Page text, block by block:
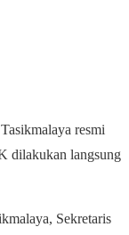
resmi
dilakukan langsung
Sekretaris